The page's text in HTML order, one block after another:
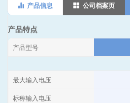
产品信息 公司档案页
产品特点
产品型号
最大输入电压
标称输入电压